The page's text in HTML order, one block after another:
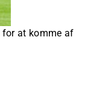
for at komme af